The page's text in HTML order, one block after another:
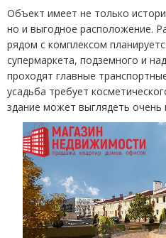
Объект имеет не только
но и выгодное расположение.
рядом с комплексом
супермаркета, подземного и
проходят главные
усадьба требует
здание может выглядеть очень